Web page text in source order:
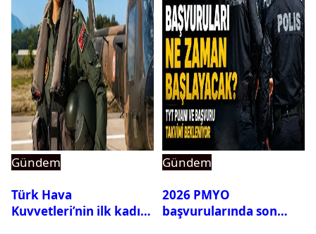
Gündem
Türk Hava
Kuvvetleri’nin ilk kadın
Gündem
2026 PMYO
başvurularında son